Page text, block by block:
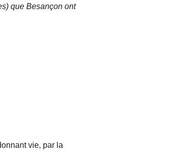
que Besançon ont
vie, par la